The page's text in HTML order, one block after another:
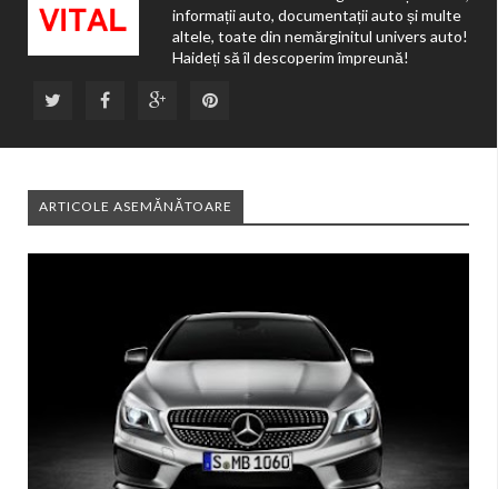
informații auto, documentații auto și multe
altele, toate din nemărginitul univers auto!
Haideți să îl descoperim împreună!
ARTICOLE ASEMĂNĂTOARE